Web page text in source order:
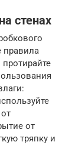
стенах
правила
от
тряпку и